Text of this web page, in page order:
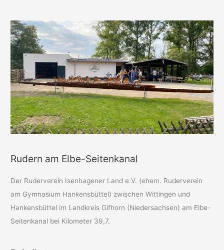
Rudern am Elbe-Seitenkanal
Der Ruderverein Isenhagener Land e.V. (ehem. Ruderverein
am Gymnasium Hankensbüttel) zwischen Wittingen und
Hankensbüttel im Landkreis Gifhorn (Niedersachsen) am Elbe-
Seitenkanal bei Kilometer 39,7.